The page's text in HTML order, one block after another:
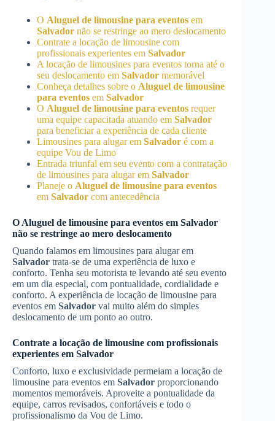
O Aluguel de limousine para eventos em
Salvador não se restringe ao mero deslocamento
Contrate a locação de limousine com
profissionais experientes em Salvador
A locação de limousines para eventos torna até o
seu deslocamento em Salvador memorável
Conheça detalhes sobre o Aluguel de limousine
para eventos em Salvador
O Aluguel de limousine para eventos requer
uma equipe capacitada atuando em Salvador
para beneficiar a experiência de cada cliente
Limousines para alugar em Salvador é com a
equipe Vou de Limo
Entrada triunfal em seu evento com a contratação
de limousines para alugar em Salvador
Planeje o Aluguel de limousine para eventos
em Salvador com antecedência
O Aluguel de limousine para eventos em Salvador
não se restringe ao mero deslocamento
Quando falamos em limousines para alugar em
Salvador trata-se de uma experiência de luxo e
conforto. Tenha seu motorista te levando até seu evento
em um dia especial, com pontualidade, cordialidade e
conforto. A experiência de locação de limousine para
eventos em Salvador vai muito além do simples
deslocamento de um ponto ao outro.
Contrate a locação de limousine com profissionais
experientes em Salvador
Conforto, luxo e exclusividade permeiam a locação de
limousine para eventos em Salvador proporcionando
momentos memoráveis. Aproveite a pontualidade da
equipe, carros revisados, confortáveis e todo o
profissionalismo da Vou de Limo.